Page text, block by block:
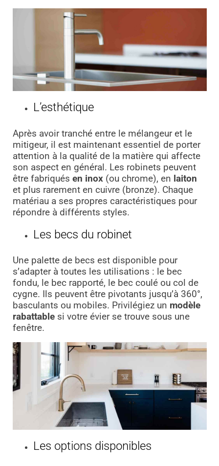
L’esthétique
Après avoir tranché entre le mélangeur et le
mitigeur, il est maintenant essentiel de porter
attention à la qualité de la matière qui affecte
son aspect en général. Les robinets peuvent
être fabriqués en inox(ou chrome), en laiton
et plus rarement en cuivre (bronze). Chaque
matériau a ses propres caractéristiques pour
répondre à différents styles.
Les becs du robinet
Une palette de becs est disponible pour
s’adapter à toutes les utilisations : le bec
fondu, le bec rapporté, le bec coulé ou col de
cygne. Ils peuvent être pivotants jusqu’à 360°,
basculants ou mobiles. Privilégiez un modèle
rabattablesi votre évier se trouve sous une
fenêtre.
Les options disponibles